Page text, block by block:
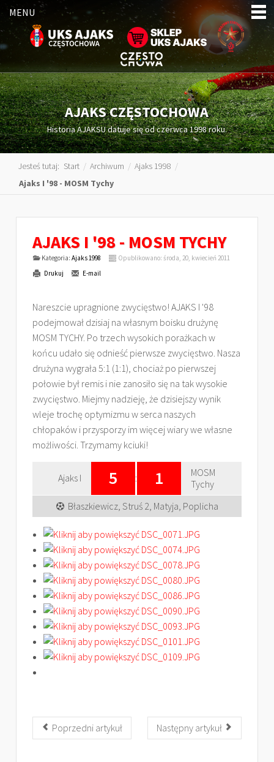
MENU
AJAKS CZĘSTOCHOWA
Historia AJAKSU datuje się od czerwca 1998 roku.
Jesteś tutaj: Start / Archiwum / Ajaks 1998 /
Ajaks I '98 - MOSM Tychy
AJAKS I '98 - MOSM TYCHY
Kategoria: Ajaks 1998
Opublikowano: środa, 20, kwiecień 2011
Drukuj
E-mail
Nareszcie upragnione zwycięstwo! AJAKS I '98
podejmował dzisiaj na własnym boisku drużynę
MOSM TYCHY. Po trzech wysokich porażkach w
końcu udało się odnieść pierwsze zwycięstwo. Nasza
drużyna wygrała 5:1 (1:1), chociaż po pierwszej
połowie był remis i nie zanosiło się na tak wysokie
zwycięstwo. Miejmy nadzieję, że dzisiejszy wynik
wleje trochę optymizmu w serca naszych
chłopaków i przysporzy im więcej wiary we własne
możliwości. Trzymamy kciuki!
Ajaks I 5 : 1
MOSM
Tychy
Błaszkiewicz, Struś 2, Matyja, Poplicha
Poprzedni artykuł Następny artykuł